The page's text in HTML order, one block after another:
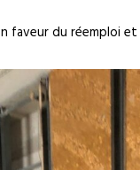
du réemploi et